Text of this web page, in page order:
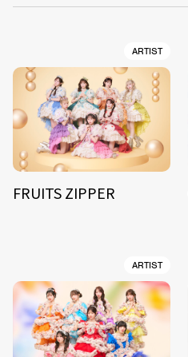
ARTIST
FRUITS ZIPPER
ARTIST